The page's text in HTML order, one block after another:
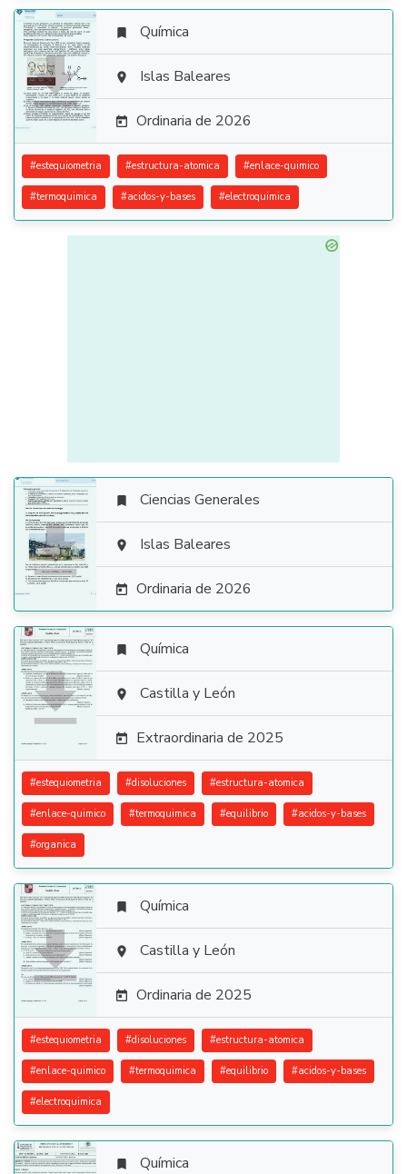

 Química
 Islas Baleares
 Ordinaria de 2026
#estequiometria #estructura-atomica #enlace-quimico
#termoquimica #acidos-y-bases #electroquimica

 Ciencias Generales
 Islas Baleares
 Ordinaria de 2026

 Química
 Castilla y León
 Extraordinaria de 2025
#estequiometria #disoluciones #estructura-atomica
#enlace-quimico #termoquimica #equilibrio #acidos-y-bases
#organica

 Química
 Castilla y León
 Ordinaria de 2025
#estequiometria #disoluciones #estructura-atomica
#enlace-quimico #termoquimica #equilibrio #acidos-y-bases
#electroquimica
 Química